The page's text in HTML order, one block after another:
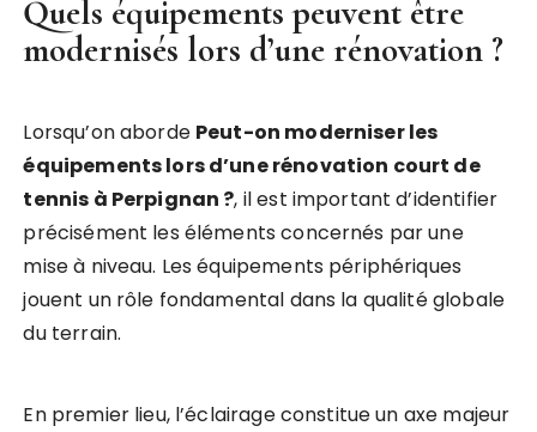
Quels équipements peuvent être
modernisés lors d’une rénovation ?
Lorsqu’on aborde Peut-on moderniser les
équipements lors d’une rénovation court de
tennis à Perpignan ?, il est important d’identifier
précisément les éléments concernés par une
mise à niveau. Les équipements périphériques
jouent un rôle fondamental dans la qualité globale
du terrain.
En premier lieu, l’éclairage constitue un axe majeur